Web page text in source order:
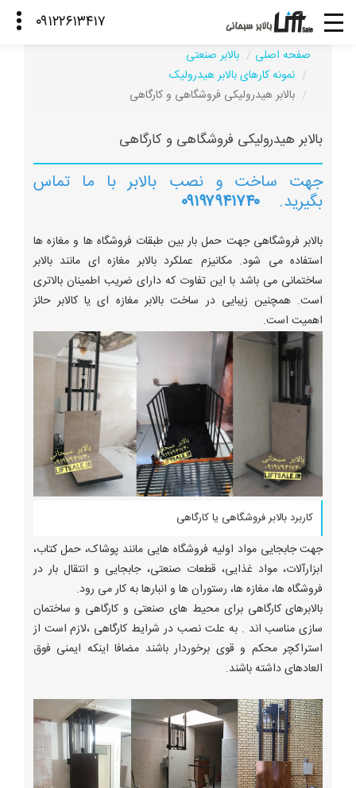
صفحه اصلی
بالابر صنعتی
نمونه کارهای بالابر هیدرولیک
بالابر هیدرولیکی فروشگاهی و کارگاهی
بالابر هیدرولیکی فروشگاهی و کارگاهی
جهت ساخت و نصب بالابر با ما تماس
بگیرید.
بالابر فروشگاهی جهت حمل بار بین طبقات فروشگاه ها و مغازه ها
استفاده می شود. مکانیزم عملکرد بالابر مغازه ای مانند بالابر
ساختمانی می باشد با این تفاوت که دارای ضریب اطمینان بالاتری
است. همچنین زیبایی در ساخت بالابر مغازه ای یا کالابر حائز
اهمیت است.
کاربرد بالابر فروشگاهی یا کارگاهی
جهت جابجایی مواد اولیه فروشگاه هایی مانند پوشاک، حمل کتاب،
ابزارآلات، مواد غذایی، قطعات صنعتی، جابجایی و انتقال بار در
فروشگاه ها، مغازه ها، رستوران ها و انبارها به کار می رود.
بالابرهای کارگاهی برای محیط های صنعتی و کارگاهی و ساختمان
سازی مناسب اند . به علت نصب در شرایط کارگاهی ،لازم است از
استراکچر محکم و قوی برخوردار باشند مضافا اینکه ایمنی فوق
العادهای داشته باشند.